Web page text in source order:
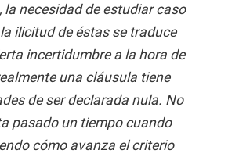
la necesidad de estudiar caso
ilicitud de éstas se traduce
incertidumbre a la hora de
una cláusula tiene
de ser declarada nula. No
pasado un tiempo cuando
cómo avanza el criterio